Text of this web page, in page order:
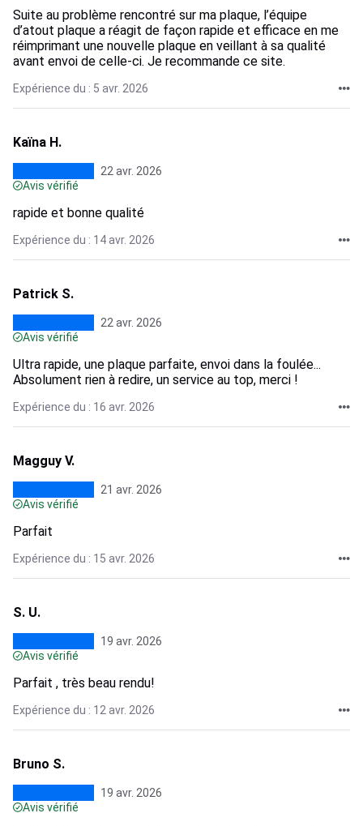
Suite au problème rencontré sur ma plaque, l’équipe
d’atout plaque a réagit de façon rapide et efficace en me
réimprimant une nouvelle plaque en veillant à sa qualité
avant envoi de celle-ci. Je recommande ce site.
Expérience du : 5 avr. 2026
Kaïna H.
22 avr. 2026
Avis vérifié
rapide et bonne qualité
Expérience du : 14 avr. 2026
Patrick S.
22 avr. 2026
Avis vérifié
Ultra rapide, une plaque parfaite, envoi dans la foulée...
Absolument rien à redire, un service au top, merci !
Expérience du : 16 avr. 2026
Magguy V.
21 avr. 2026
Avis vérifié
Parfait
Expérience du : 15 avr. 2026
S. U.
19 avr. 2026
Avis vérifié
Parfait , très beau rendu!
Expérience du : 12 avr. 2026
Bruno S.
19 avr. 2026
Avis vérifié